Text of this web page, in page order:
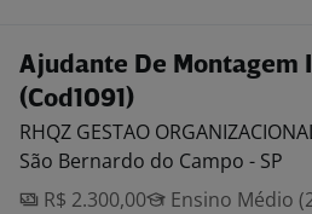
Ajudante De Montagem
(Cod1091)
RHQZ GESTAO
São Bernardo do Campo - SP
R$ 2.300,00
Ensino Médio